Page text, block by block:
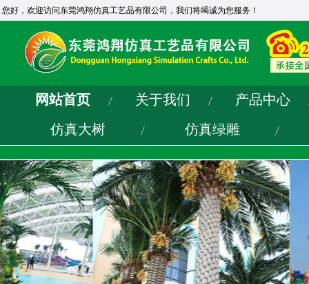
您好，欢迎访问东莞鸿翔仿真工艺品有限公司，我们将竭诚为您服务！
网站首页 关于我们
产品中心
仿真大树
仿真绿雕